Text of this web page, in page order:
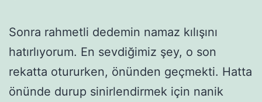
Sonra rahmetli dedemin namaz kılışını
hatırlıyorum. En sevdiğimiz şey, o son
rekatta otururken, önünden geçmekti. Hatta
önünde durup sinirlendirmek için nanik